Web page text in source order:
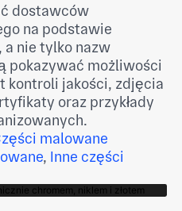
dostawców
na podstawie
nie tylko nazw
pokazywać możliwości
kontroli jakości, zdjęcia
oraz przykłady
malowane
, Inne części